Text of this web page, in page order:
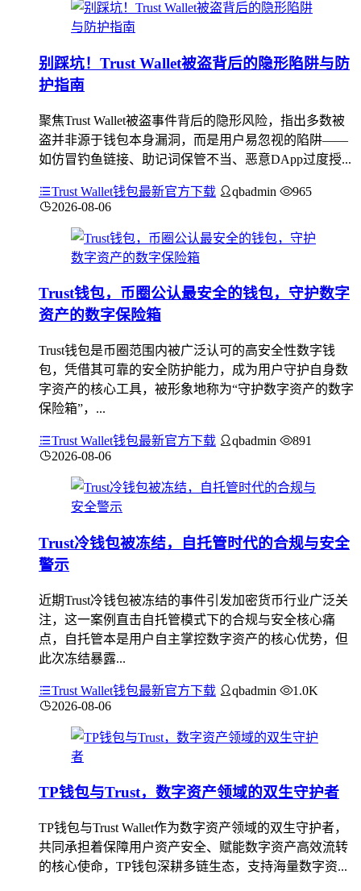
别踩坑！Trust Wallet被盗背后的隐形陷阱与防
护指南
聚焦Trust Wallet被盗事件背后的隐形风险，指出多数被
盗并非源于钱包本身漏洞，而是用户易忽视的陷阱——
如仿冒钓鱼链接、助记词保管不当、恶意DApp过度授...
Trust Wallet钱包最新官方下载 qbadmin
965
2026-08-06
Trust钱包，币圈公认最安全的钱包，守护数字
资产的数字保险箱
Trust钱包是币圈范围内被广泛认可的高安全性数字钱
包，凭借其可靠的安全防护能力，成为用户守护自身数
字资产的核心工具，被形象地称为“守护数字资产的数字
保险箱”，...
Trust Wallet钱包最新官方下载 qbadmin
891
2026-08-06
Trust冷钱包被冻结，自托管时代的合规与安全
警示
近期Trust冷钱包被冻结的事件引发加密货币行业广泛关
注，这一案例直击自托管模式下的合规与安全核心痛
点，自托管本是用户自主掌控数字资产的核心优势，但
此次冻结暴露...
Trust Wallet钱包最新官方下载 qbadmin
1.0K
2026-08-06
TP钱包与Trust，数字资产领域的双生守护者
TP钱包与Trust Wallet作为数字资产领域的双生守护者，
共同承担着保障用户资产安全、赋能数字资产高效流转
的核心使命，TP钱包深耕多链生态，支持海量数字资...